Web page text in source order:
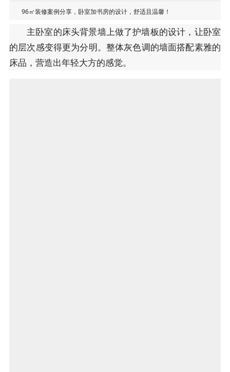
96㎡装修案例分享，卧室加书房的设计，舒适且温馨！
主卧室的床头背景墙上做了护墙板的设计，让卧室
的层次感变得更为分明。整体灰色调的墙面搭配素雅的
床品，营造出年轻大方的感觉。